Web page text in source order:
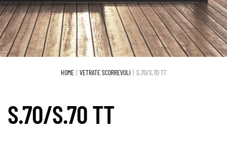
child
il
menu
child
Vetrate scorrevoli
il
menu
S.150 TT
S.70 Verticale
HOME VETRATE SCORREVOLI S.70/S.70 TT
S.70/S.70 TT